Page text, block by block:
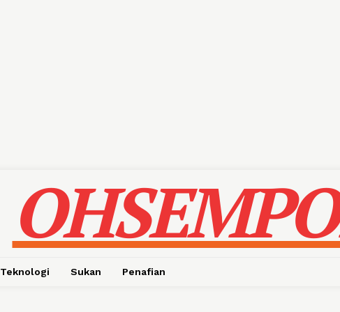
Teknologi Sukan Penafian